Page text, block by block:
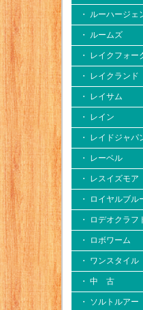
・ ルーハージェ
・ ルームズ
・ レイクフォー
・ レイクランド
・ レイサム
・ レイン
・ レイドジャパ
・ レーベル
・ レスイズモア
・ ロイヤルブル
・ ロデオクラフ
・ ロボワーム
・ ワンスタイル
・ 中 古
・ ソルトルアー